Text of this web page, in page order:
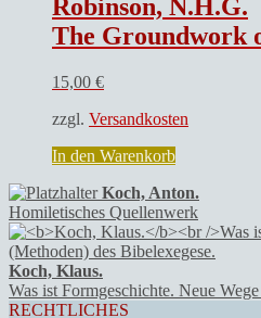
Robinson, N.H.G.
The Groundwork
15,00 €
zzgl. Versandkosten
In den Warenkorb
Koch, Anton.
Homiletisches Quellenwerk
Koch, Klaus.
Was ist Formgeschichte. Neue
RECHTLICHES